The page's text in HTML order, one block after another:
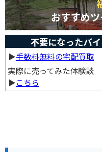
おすすめ
不要になったバ
▶︎手数料無料の宅配買取
実際に売ってみた体験談
▶︎こちら